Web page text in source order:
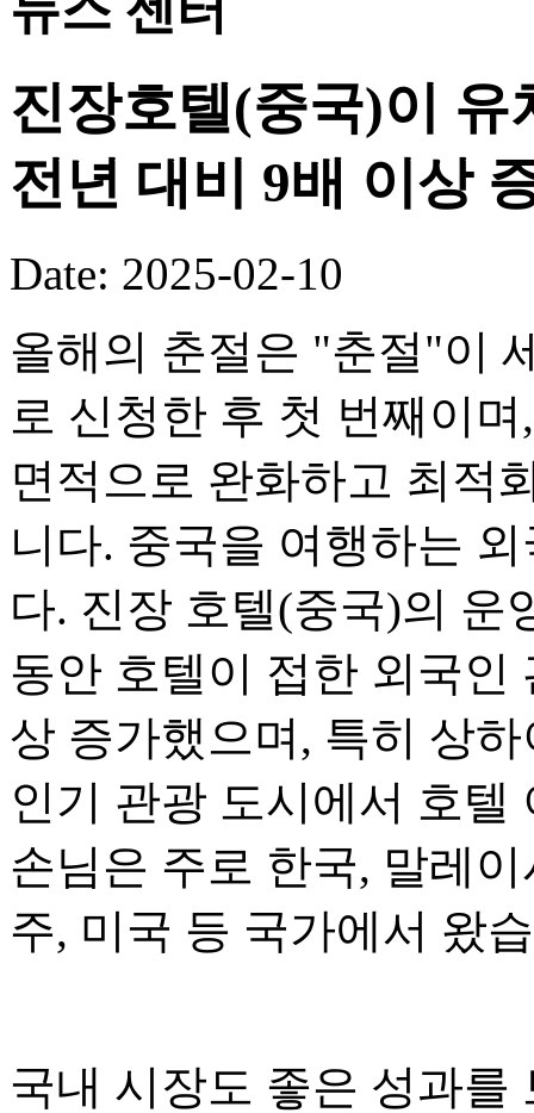
진장호텔(중국)이
전년 대비 9배 이상
Date: 2025-02-10
올해의 춘절은 "춘절"이
로 신청한 후 첫 번째이
면적으로 완화하고 최적
니다. 중국을 여행하는
다. 진장 호텔(중국)의 운
동안 호텔이 접한 외국인
상 증가했으며, 특히 상
인기 관광 도시에서 호
손님은 주로 한국, 말레
주, 미국 등 국가에서 왔
국내 시장도 좋은 성과를